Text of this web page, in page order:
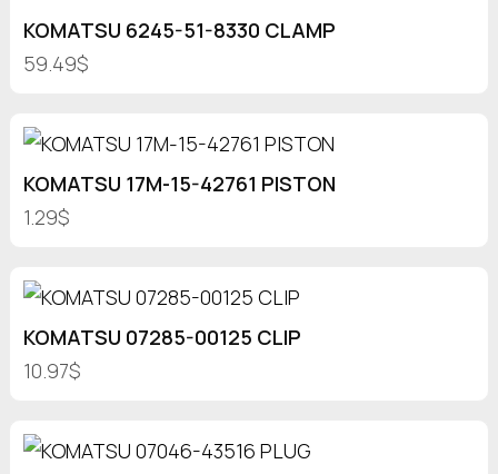
KOMATSU 6245-51-8330 CLAMP
59.49$
KOMATSU 17M-15-42761 PISTON
1.29$
KOMATSU 07285-00125 CLIP
10.97$